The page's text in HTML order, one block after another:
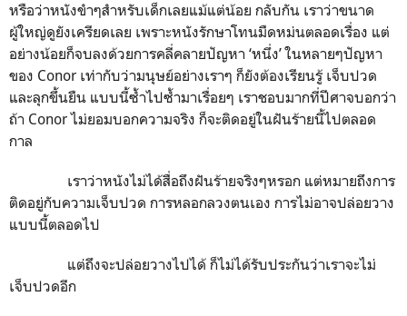
หรือว่าหนังขำๆสำหรับเด็กเลยแม้แต่น้อย กลับกัน เราว่าขนาด
ผู้ใหญ่ดูยังเครียดเลย เพราะหนังรักษาโทนมืดหม่นตลอดเรื่อง แต่
อย่างน้อยก็จบลงด้วยการคลี่คลายปัญหา ‘หนึ่ง’ ในหลายๆปัญหา
ของ Conor เท่ากับว่ามนุษย์อย่างเราๆ ก็ยังต้องเรียนรู้ เจ็บปวด
และลุกขึ้นยืน แบบนี้ซ้ำไปซ้ำมาเรื่อยๆ เราชอบมากที่ปีศาจบอกว่า
ถ้า Conor ไม่ยอมบอกความจริง ก็จะติดอยู่ในฝันร้ายนี้ไปตลอด
กาล
เราว่าหนังไม่ได้สื่อถึงฝันร้ายจริงๆหรอก แต่หมายถึงการ
ติดอยู่กับความเจ็บปวด การหลอกลวงตนเอง การไม่อาจปล่อยวาง
แบบนี้ตลอดไป
แต่ถึงจะปล่อยวางไปได้ ก็ไม่ได้รับประกันว่าเราจะไม่
เจ็บปวดอีก